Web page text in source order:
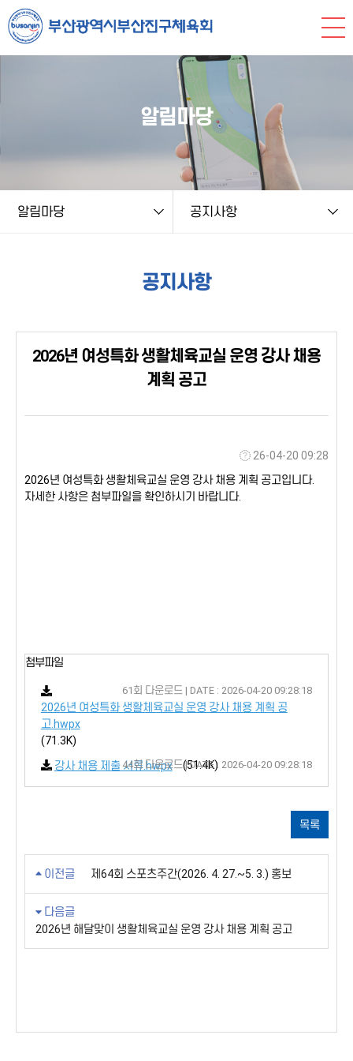
본문 바로가기
string(9) "board.php" string(6) "notice" NULL
알림마당
알림마당 공지사항
공지사항
2026년 여성특화 생활체육교실 운영 강사 채용
계획 공고
26-04-20 09:28
2026년 여성특화 생활체육교실 운영 강사 채용 계획 공고입니다.
자세한 사항은 첨부파일을 확인하시기 바랍니다.
첨부파일
2026년 여성특화 생활체육교실 운영 강사 채용 계획 공
고.hwpx
(71.3K)
61회 다운로드 | DATE : 2026-04-20 09:28:18
강사 채용 제출 서류.hwpx (51.4K)
44회 다운로드 | DATE : 2026-04-20 09:28:18
목록
이전글 제64회 스포츠주간(2026. 4. 27.~5. 3.) 홍보
다음글
2026년 해달맞이 생활체육교실 운영 강사 채용 계획 공고